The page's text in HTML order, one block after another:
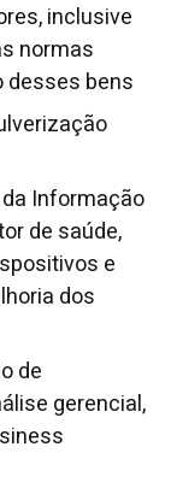
inclusive
normas
desses bens
Informação
de saúde,
e
dos
de
gerencial,